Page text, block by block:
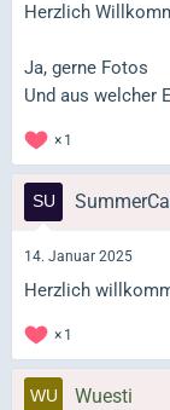
Herzlich
Ja, gerne Fotos
Und aus welcher
1
14. Januar 2025
Herzlich
1
Wuesti